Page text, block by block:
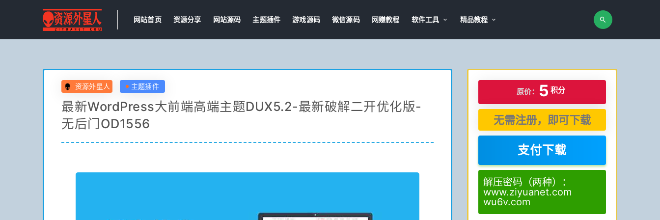
网站首页 资源分享 网站源码 主题插件 游戏源码 微信源码 网赚教程 软件工具 精品教程
资源外星人 主题插件
最新WordPress大前端高端主题DUX5.2-最新破解二开优化版-
无后门OD1556
原价： 5 积分
无需注册，即可下载
支付下载
解压密码（两种）：
www.ziyuanet.com
wu6v.com